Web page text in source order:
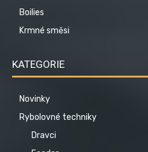
Boilies
Krmné směsi
KATEGORIE
Novinky
Rybolovné techniky
Dravci